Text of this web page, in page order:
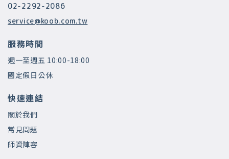
02-2292-2086
service@koob.com.tw
服務時間
週一至週五 10:00-18:00
國定假日公休
快速連結
關於我們
常見問題
師資陣容